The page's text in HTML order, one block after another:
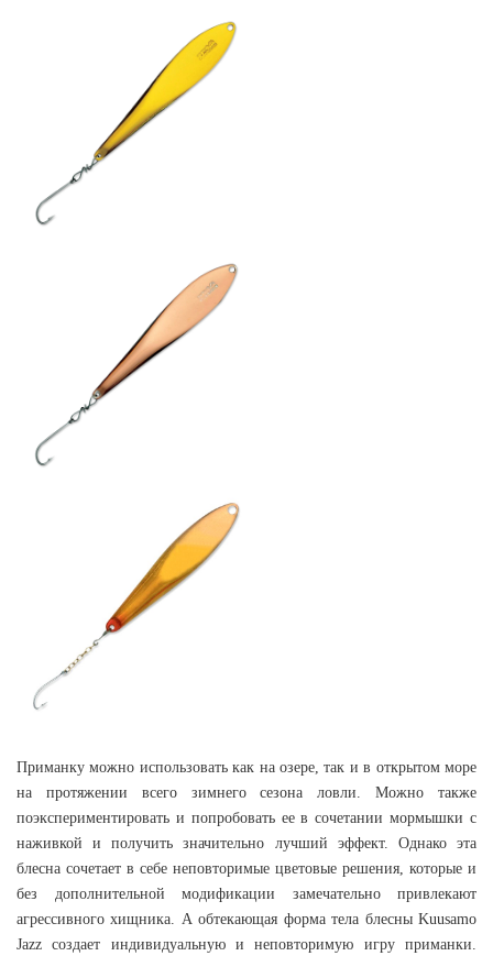
Приманку можно использовать как на озере, так и в открытом море
на протяжении всего зимнего сезона ловли. Можно также
поэкспериментировать и попробовать ее в сочетании мормышки с
наживкой и получить значительно лучший эффект. Однако эта
блесна сочетает в себе неповторимые цветовые решения, которые и
без дополнительной модификации замечательно привлекают
агрессивного хищника. А обтекающая форма тела блесны Kuusamo
Jazz создает индивидуальную и неповторимую игру приманки.